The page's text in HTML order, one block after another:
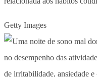
Getty Images